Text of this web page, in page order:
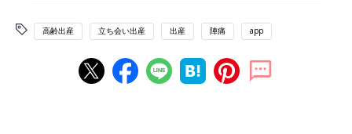
高齢出産 立ち会い出産 出産 陣痛 app